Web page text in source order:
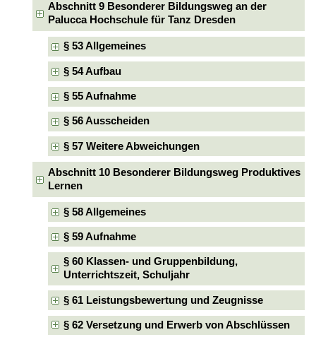
Abschnitt 9 Besonderer Bildungsweg an der
Palucca Hochschule für Tanz Dresden
§ 53 Allgemeines
§ 54 Aufbau
§ 55 Aufnahme
§ 56 Ausscheiden
§ 57 Weitere Abweichungen
Abschnitt 10 Besonderer Bildungsweg Produktives
Lernen
§ 58 Allgemeines
§ 59 Aufnahme
§ 60 Klassen- und Gruppenbildung,
Unterrichtszeit, Schuljahr
§ 61 Leistungsbewertung und Zeugnisse
§ 62 Versetzung und Erwerb von Abschlüssen